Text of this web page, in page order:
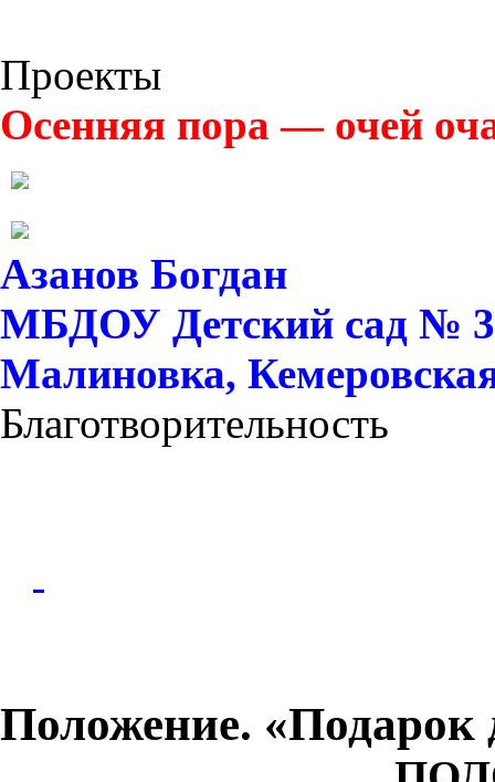
Проекты
Осенняя пора — очей
Азанов Богдан
МБДОУ Детский сад №
Малиновка,
Благотворительность
Положение. «Подарок